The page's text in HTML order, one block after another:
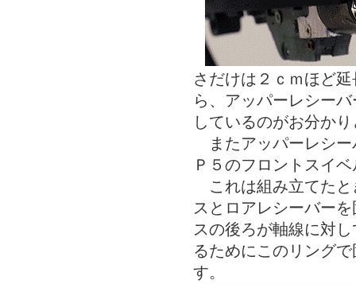
さだけは２ｃｍほど
ら、アッパーレシー
しているのがお分か
またアッパーレシー
Ｐ５のフロントスイ
これは組み立てたと
スとロアレシーバー
スの後ろが軸線に対
るためにこのリング
す。